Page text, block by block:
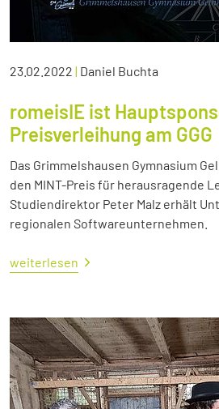
23.02.2022 | Daniel Buchta
romeisIE ist
Preisverleihung am GGG
Das Grimmelshausen Gymnasium
den MINT-Preis für herausragende
Studiendirektor Peter Malz erhält
regionalen Softwareunternehmen.
weiterlesen